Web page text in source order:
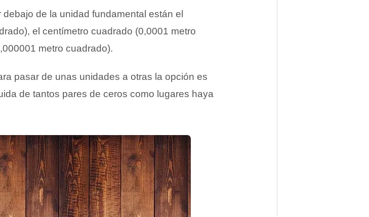
de la unidad fundamental están el
el centímetro cuadrado (0,0001 metro
metro cuadrado).
pasar de unas unidades a otras la opción es
de tantos pares de ceros como lugares haya